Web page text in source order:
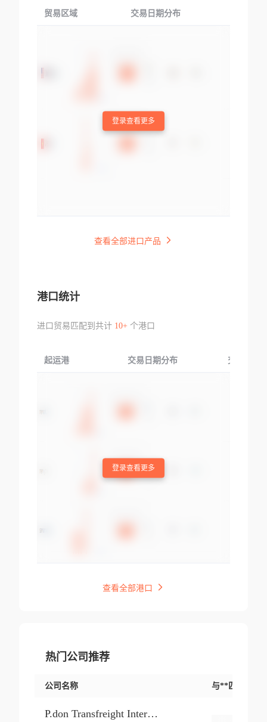
贸易区域 交易日期分布
登录查看更多
查看全部进口产品
港口统计
进口贸易匹配到共计 10+个港口
起运港 交易日期分布 交易产品
登录查看更多
查看全部港口
热门公司推荐
公司名称 与**匹配交易
P.don Transfreight International